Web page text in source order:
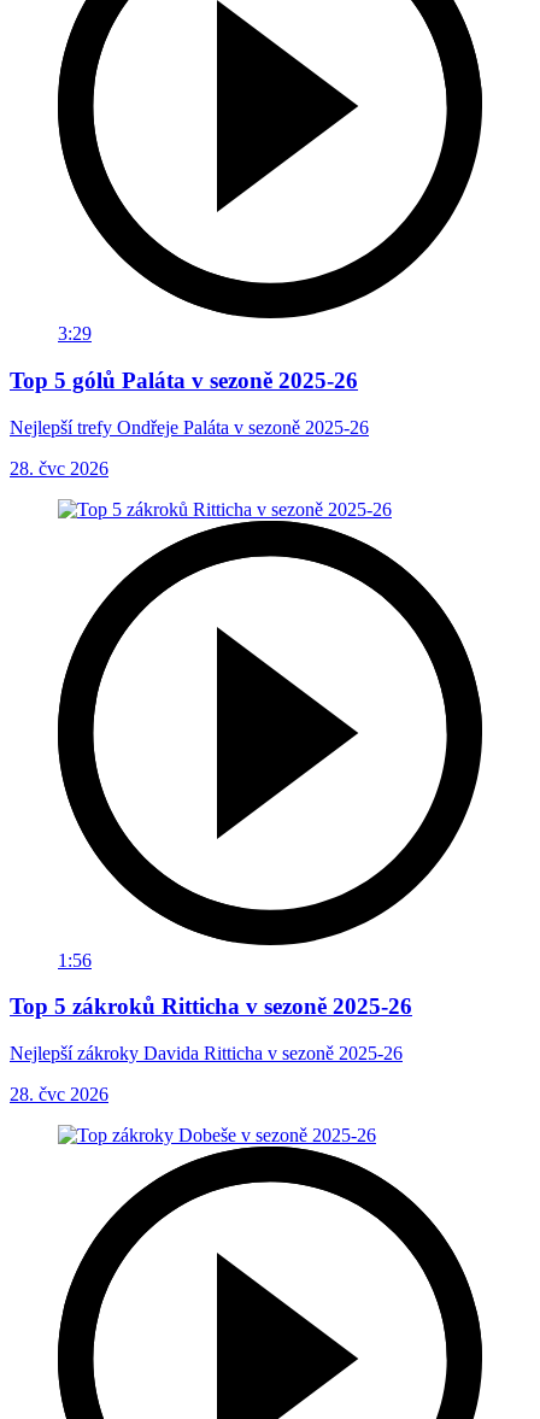
3:29
Top 5 gólů Paláta v sezoně 2025-26
Nejlepší trefy Ondřeje Paláta v sezoně 2025-26
28. čvc 2026
1:56
Top 5 zákroků Ritticha v sezoně 2025-26
Nejlepší zákroky Davida Ritticha v sezoně 2025-26
28. čvc 2026